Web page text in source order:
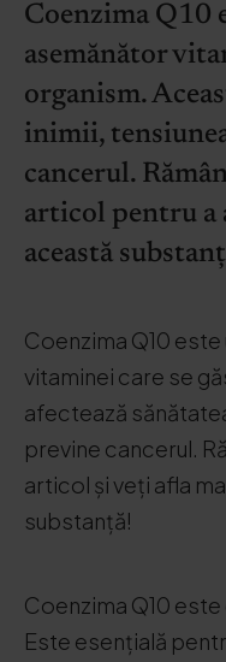
Coenzima Q10
asemănător
organism.
inimii,
cancerul.
articol pentru a
această
Coenzima Q10
vitaminei care se
afectează
previne cancerul.
articol și veți afla
substanță!
Coenzima Q10
Este esențială